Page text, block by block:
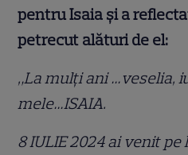
pentru Isaia și a
petrecut alături de el:
„La mulți ani …veselia,
mele…ISAIA.
8 IULIE 2024 ai venit